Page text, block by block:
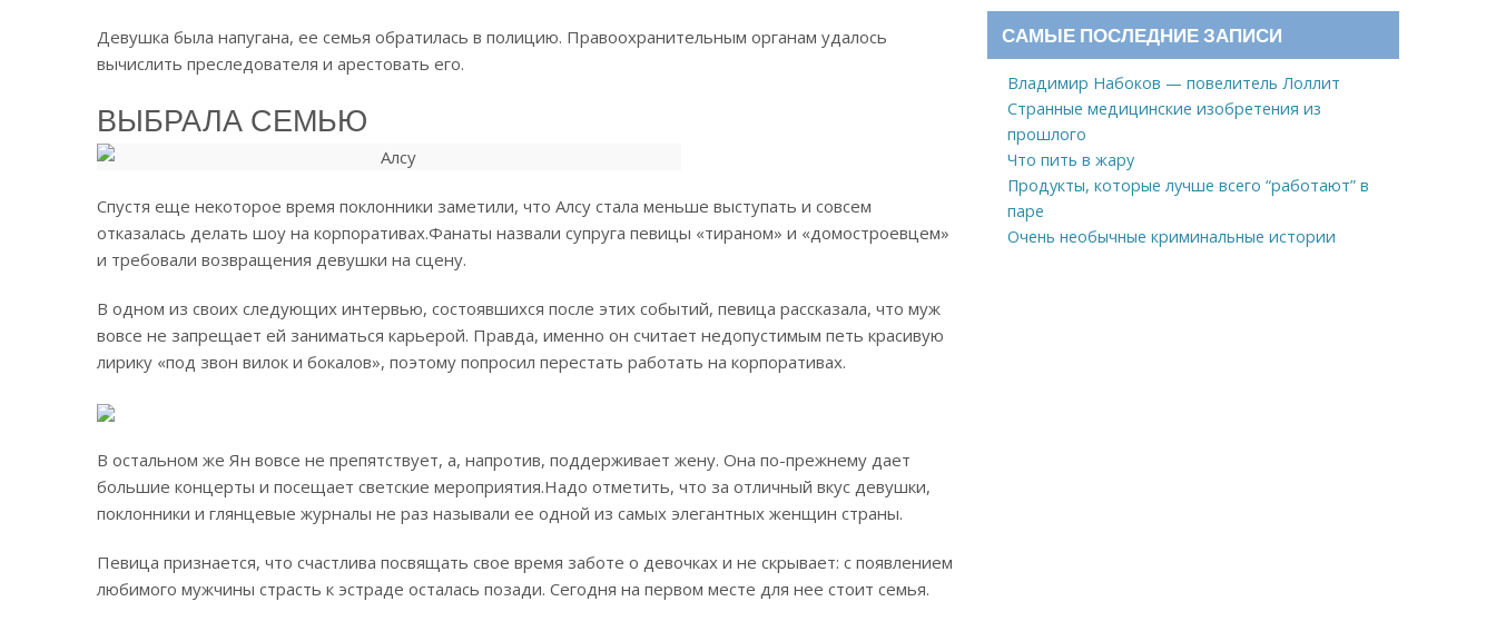
Девушка была напугана, ее семья обратилась в полицию. Правоохранительным органам удалось
вычислить преследователя и арестовать его.
ВЫБРАЛА СЕМЬЮ
Спустя еще некоторое время поклонники заметили, что Алсу стала меньше выступать и совсем
отказалась делать шоу на корпоративах.Фанаты назвали супруга певицы «тираном» и «домостроевцем»
и требовали возвращения девушки на сцену.
В одном из своих следующих интервью, состоявшихся после этих событий, певица рассказала, что муж
вовсе не запрещает ей заниматься карьерой. Правда, именно он считает недопустимым петь красивую
лирику «под звон вилок и бокалов», поэтому попросил перестать работать на корпоративах.
В остальном же Ян вовсе не препятствует, а, напротив, поддерживает жену. Она по-прежнему дает
большие концерты и посещает светские мероприятия.Надо отметить, что за отличный вкус девушки,
поклонники и глянцевые журналы не раз называли ее одной из самых элегантных женщин страны.
Певица признается, что счастлива посвящать свое время заботе о девочках и не скрывает: с появлением
любимого мужчины страсть к эстраде осталась позади. Сегодня на первом месте для нее стоит семья.
САМЫЕ ПОСЛЕДНИЕ ЗАПИСИ
Владимир Набоков — повелитель Лоллит
Странные медицинские изобретения из
прошлого
Что пить в жару
Продукты, которые лучше всего “работают” в
паре
Очень необычные криминальные истории